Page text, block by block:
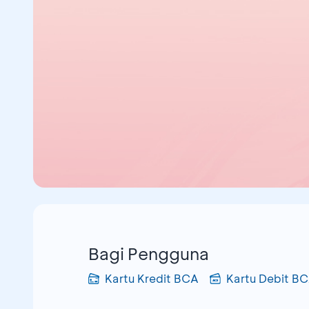
Bagi Pengguna
Kartu Kredit BCA Kartu Debit